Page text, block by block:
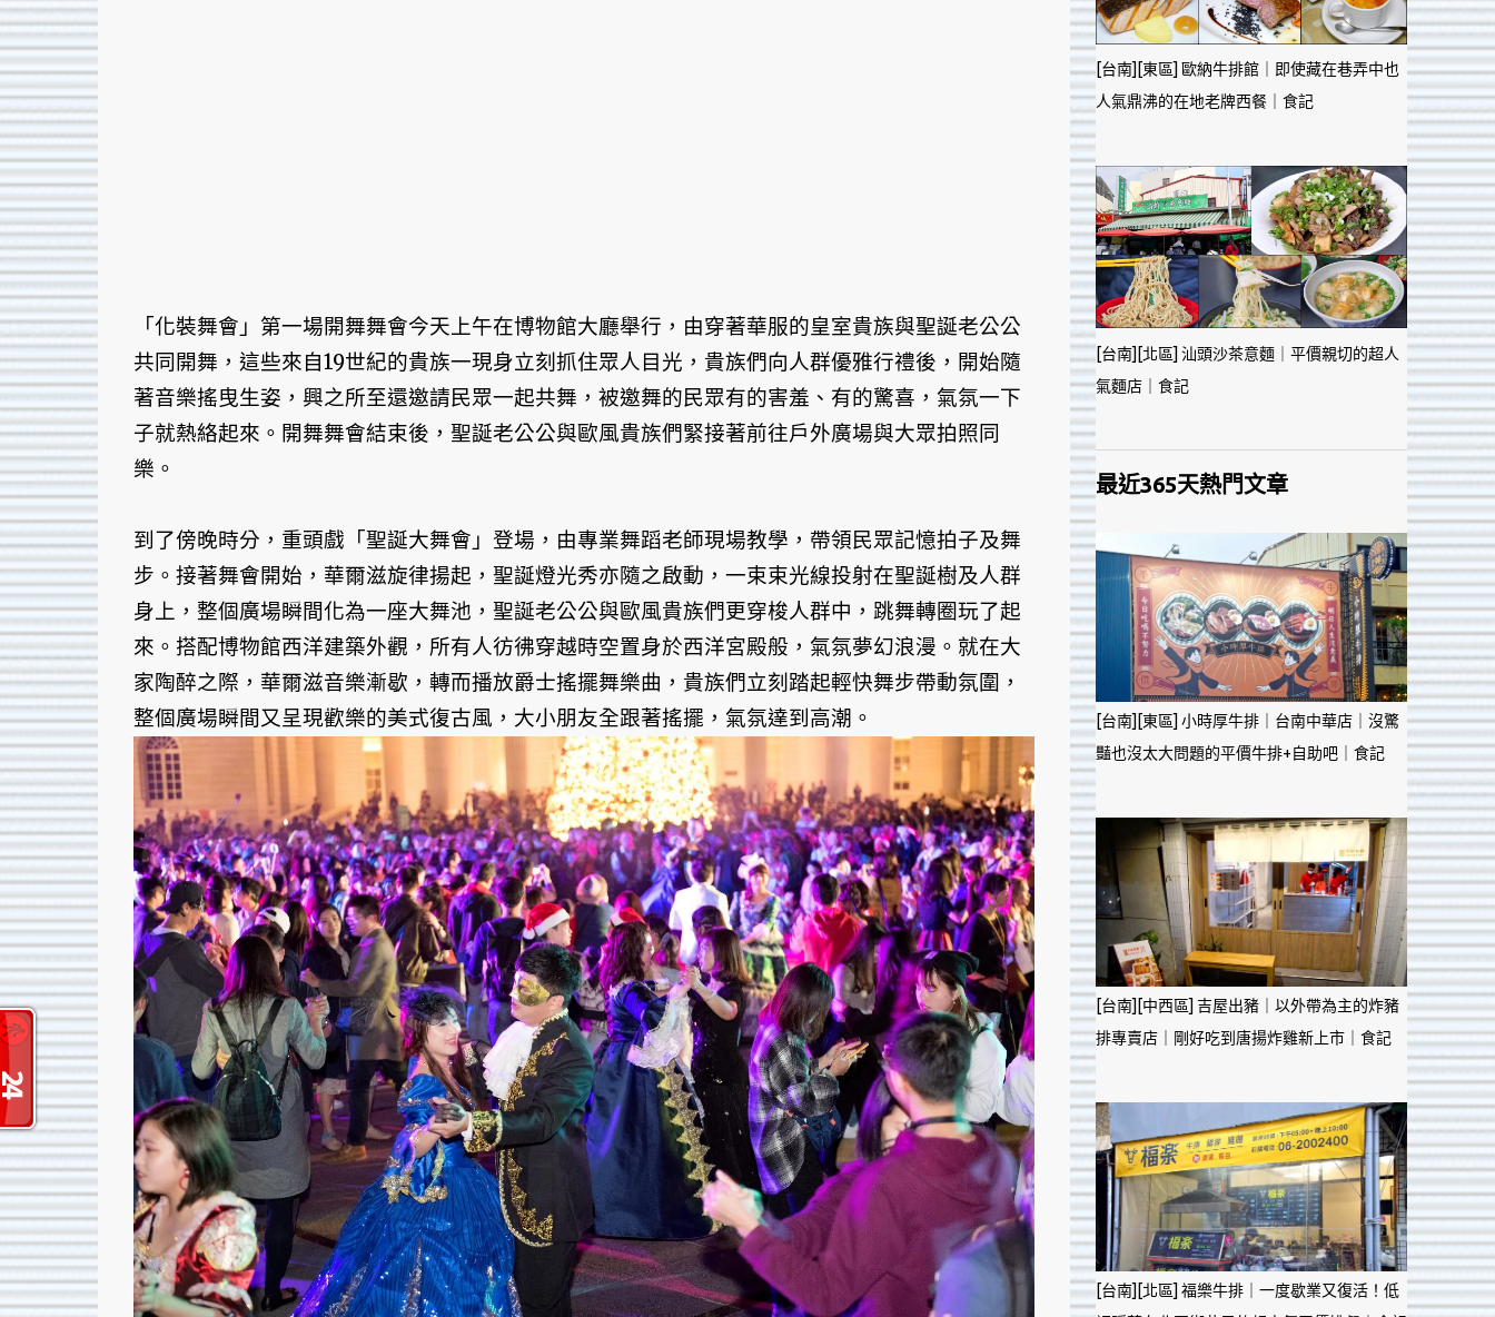
「化裝舞會」第一場開舞舞會今天上午在博物館大廳舉行，由穿著華服的皇室貴族與聖誕老公公
共同開舞，這些來自19世紀的貴族一現身立刻抓住眾人目光，貴族們向人群優雅行禮後，開始隨
著音樂搖曳生姿，興之所至還邀請民眾一起共舞，被邀舞的民眾有的害羞、有的驚喜，氣氛一下
子就熱絡起來。開舞舞會結束後，聖誕老公公與歐風貴族們緊接著前往戶外廣場與大眾拍照同
樂。
到了傍晚時分，重頭戲「聖誕大舞會」登場，由專業舞蹈老師現場教學，帶領民眾記憶拍子及舞
步。接著舞會開始，華爾滋旋律揚起，聖誕燈光秀亦隨之啟動，一束束光線投射在聖誕樹及人群
身上，整個廣場瞬間化為一座大舞池，聖誕老公公與歐風貴族們更穿梭人群中，跳舞轉圈玩了起
來。搭配博物館西洋建築外觀，所有人彷彿穿越時空置身於西洋宮殿般，氣氛夢幻浪漫。就在大
家陶醉之際，華爾滋音樂漸歇，轉而播放爵士搖擺舞樂曲，貴族們立刻踏起輕快舞步帶動氛圍，
整個廣場瞬間又呈現歡樂的美式復古風，大小朋友全跟著搖擺，氣氛達到高潮。
[台南][東區] 歐納牛排館｜即使藏在巷弄中也
人氣鼎沸的在地老牌西餐｜食記
[台南][北區] 汕頭沙茶意麵｜平價親切的超人
氣麵店｜食記
最近365天熱門文章
[台南][東區] 小時厚牛排｜台南中華店｜沒驚
豔也沒太大問題的平價牛排+自助吧｜食記
[台南][中西區] 吉屋出豬｜以外帶為主的炸豬
排專賣店｜剛好吃到唐揚炸雞新上市｜食記
[台南][北區] 福樂牛排｜一度歇業又復活！低